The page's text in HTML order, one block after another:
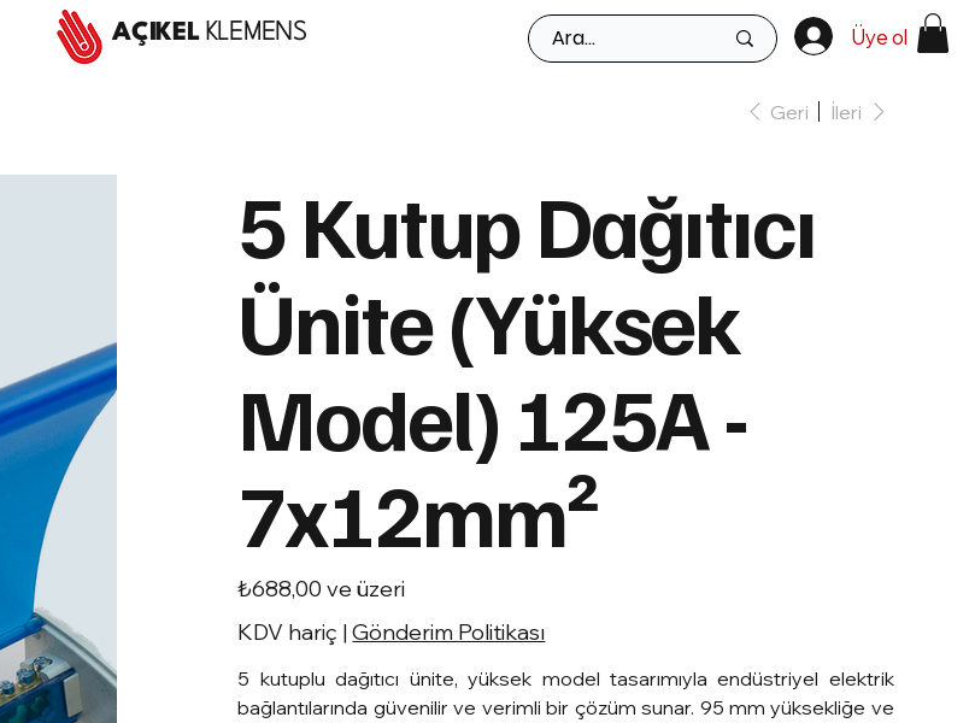
AÇIKEL KLEMENS Üye ol
Geri İleri
5 Kutup Dağıtıcı
Ünite (Yüksek
Model) 125A -
7x12mm²
Fiyat
₺688,00 ve üzeri
KDV hariç |Gönderim Politikası
5 kutuplu dağıtıcı ünite, yüksek model tasarımıyla endüstriyel elektrik
bağlantılarında güvenilir ve verimli bir çözüm sunar. 95 mm yüksekliğe ve